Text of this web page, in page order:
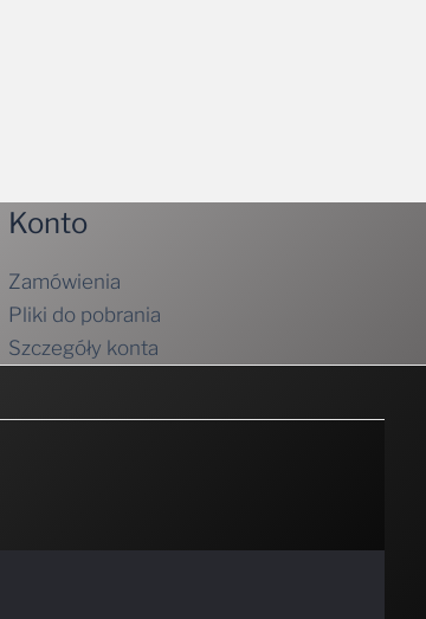
Konto
Zamówienia
Pliki do pobrania
Szczegóły konta